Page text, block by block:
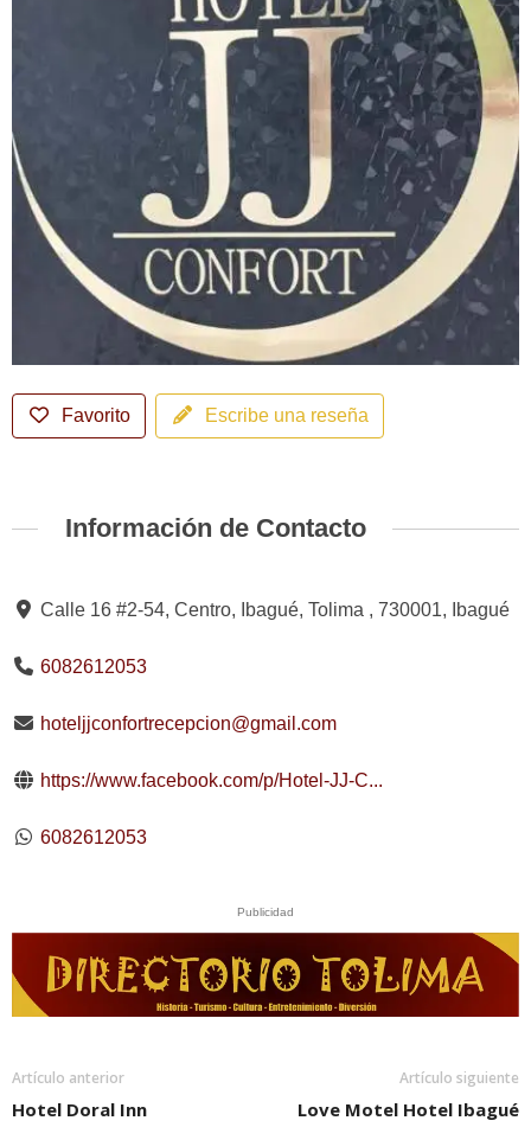
Favorito Escribe una reseña
Información de Contacto
Calle 16 #2-54, Centro, Ibagué, Tolima , 730001, Ibagué
6082612053
hoteljjconfortrecepcion@gmail.com
https://www.facebook.com/p/Hotel-JJ-C...
6082612053
Publicidad
Artículo anterior
Hotel Doral Inn
Artículo siguiente
Love Motel Hotel Ibagué